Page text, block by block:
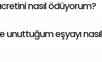
nasıl ödüyorum?
unuttuğum eşyayı nasıl